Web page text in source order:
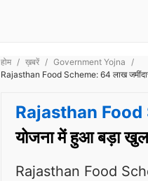
होम ख़बरें
Government Yojna
Rajasthan Food Scheme: 64 लाख
Rajasthan Food
योजना में हुआ बड़ा
Rajasthan Food